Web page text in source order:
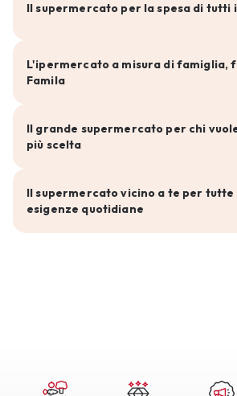
Il supermercato per la spesa di tutti
L'ipermercato a misura di famiglia,
Famila
Il grande supermercato per chi
più scelta
Il supermercato vicino a te per tutte
esigenze quotidiane